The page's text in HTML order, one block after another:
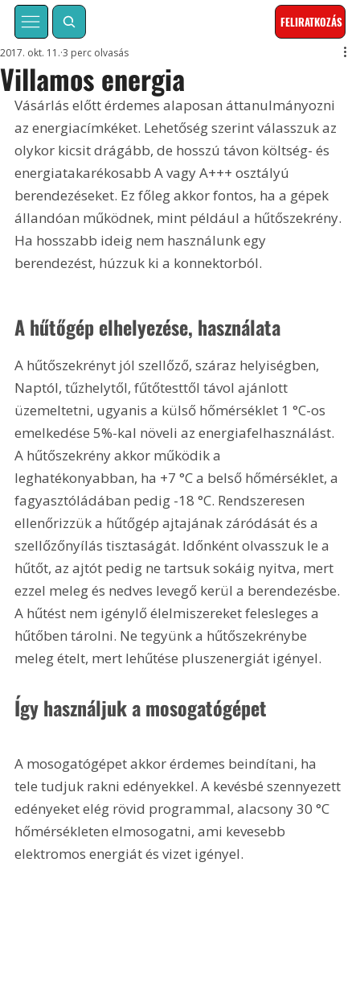
FELIRATKOZÁS
Villamos energia
2017. okt. 11. 3 perc olvasás
Vásárlás előtt érdemes alaposan áttanulmányozni
az energiacímkéket. Lehetőség szerint válasszuk az
olykor kicsit drágább, de hosszú távon költség- és
energiatakarékosabb A vagy A+++ osztályú
berendezéseket. Ez főleg akkor fontos, ha a gépek
állandóan működnek, mint például a hűtőszekrény.
Ha hosszabb ideig nem használunk egy
berendezést, húzzuk ki a konnektorból.
A hűtőgép elhelyezése, használata
A hűtőszekrényt jól szellőző, száraz helyiségben,
Naptól, tűzhelytől, fűtőtesttől távol ajánlott
üzemeltetni, ugyanis a külső hőmérséklet 1 °C-os
emelkedése 5%-kal növeli az energiafelhasználást.
A hűtőszekrény akkor működik a
leghatékonyabban, ha +7 °C a belső hőmérséklet, a
fagyasztóládában pedig -18 °C. Rendszeresen
ellenőrizzük a hűtőgép ajtajának záródását és a
szellőzőnyílás tisztaságát. Időnként olvasszuk le a
hűtőt, az ajtót pedig ne tartsuk sokáig nyitva, mert
ezzel meleg és nedves levegő kerül a berendezésbe.
A hűtést nem igénylő élelmiszereket felesleges a
hűtőben tárolni. Ne tegyünk a hűtőszekrénybe
meleg ételt, mert lehűtése pluszenergiát igényel.
Így használjuk a mosogatógépet
A mosogatógépet akkor érdemes beindítani, ha
tele tudjuk rakni edényekkel. A kevésbé szennyezett
edényeket elég rövid programmal, alacsony 30 °C
hőmérsékleten elmosogatni, ami kevesebb
elektromos energiát és vizet igényel.